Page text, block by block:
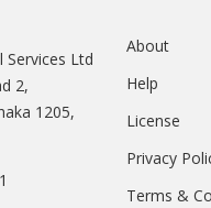
Services Ltd
2,
1205,
About
Help
License
Privacy
Terms &